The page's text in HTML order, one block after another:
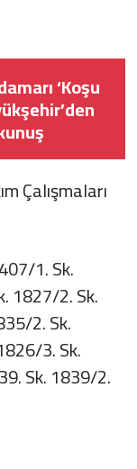
‘Koşu
Çalışmaları
1. Sk.
1827/2. Sk.
2. Sk.
3. Sk.
Sk. 1839/2.